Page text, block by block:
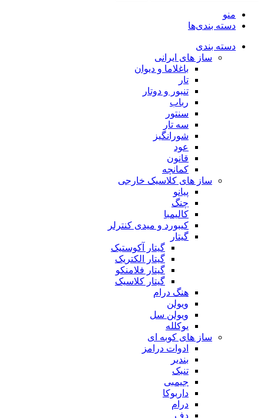
منو
دسته بندی‌ها
دسته بندی
ساز های ایرانی
باغلاما و دیوان
تار
تنبور و دوتار
رباب
سنتور
سه تار
شورانگیز
عود
قانون
کمانچه
ساز های کلاسیک خارجی
پیانو
چنگ
کالیمبا
کیبورد و میدی کنترلر
گیتار
گیتار آکوستیک
گیتار الکتریک
گیتار فلامنکو
گیتار کلاسیک
هنگ درام
ویولن
ویولن سل
یوکلله
ساز های کوبه ای
ادوات درامز
بندیر
تنبک
جیمبی
داربوکا
درام
دف